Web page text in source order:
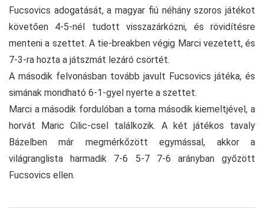
Fucsovics adogatását, a magyar fiú néhány szoros játékot
követően 4-5-nél tudott visszazárkózni, és rövidítésre
menteni a szettet. A tie-breakben végig Marci vezetett, és
7-3-ra hozta a játszmát lezáró csörtét.
A második felvonásban tovább javult Fucsovics játéka, és
simának mondható 6-1-gyel nyerte a szettet.
Marci a második fordulóban a torna második kiemeltjével, a
horvát Maric Cilic-csel találkozik. A két játékos tavaly
Bázelben már megmérkőzött egymással, akkor a
világranglista harmadik 7-6 5-7 7-6 arányban győzött
Fucsovics ellen.